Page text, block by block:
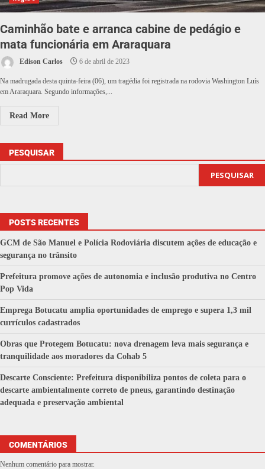
Caminhão bate e arranca cabine de pedágio e
mata funcionária em Araraquara
Edison Carlos 6 de abril de 2023
Na madrugada desta quinta-feira (06), um tragédia foi registrada na rodovia Washington Luís
em Araraquara. Segundo informações,...
Read More
PESQUISAR
PESQUISAR
POSTS RECENTES
GCM de São Manuel e Polícia Rodoviária discutem ações de educação e
segurança no trânsito
Prefeitura promove ações de autonomia e inclusão produtiva no Centro
Pop Vida
Emprega Botucatu amplia oportunidades de emprego e supera 1,3 mil
currículos cadastrados
Obras que Protegem Botucatu: nova drenagem leva mais segurança e
tranquilidade aos moradores da Cohab 5
Descarte Consciente: Prefeitura disponibiliza pontos de coleta para o
descarte ambientalmente correto de pneus, garantindo destinação
adequada e preservação ambiental
COMENTÁRIOS
Nenhum comentário para mostrar.